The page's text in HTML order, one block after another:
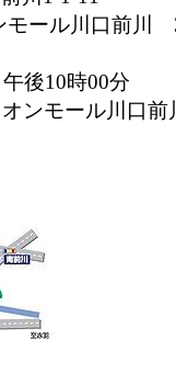
口前川 3
後10時00分
ンモール川口前